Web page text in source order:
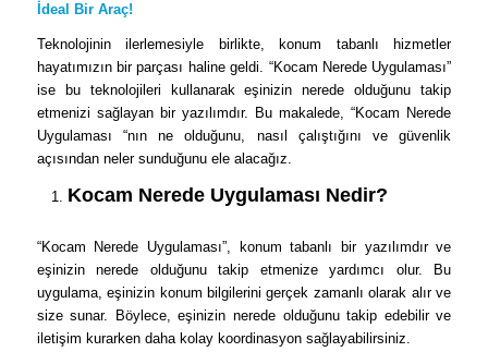
İdeal Bir Araç!
Teknolojinin ilerlemesiyle birlikte, konum tabanlı hizmetler
hayatımızın bir parçası haline geldi. “Kocam Nerede Uygulaması”
ise bu teknolojileri kullanarak eşinizin nerede olduğunu takip
etmenizi sağlayan bir yazılımdır. Bu makalede, “Kocam Nerede
Uygulaması “nın ne olduğunu, nasıl çalıştığını ve güvenlik
açısından neler sunduğunu ele alacağız.
Kocam Nerede Uygulaması Nedir?
“Kocam Nerede Uygulaması”, konum tabanlı bir yazılımdır ve
eşinizin nerede olduğunu takip etmenize yardımcı olur. Bu
uygulama, eşinizin konum bilgilerini gerçek zamanlı olarak alır ve
size sunar. Böylece, eşinizin nerede olduğunu takip edebilir ve
iletişim kurarken daha kolay koordinasyon sağlayabilirsiniz.